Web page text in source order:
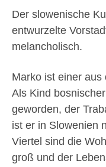
Der slowenische
entwurzelte
melancholisch.
Marko ist einer aus
Als Kind
geworden, der
ist er in Slowenien
Viertel sind die
groß und der